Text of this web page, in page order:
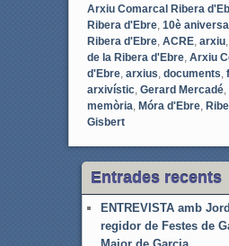
Arxiu Comarcal Ribera
Ribera d'Ebre, 10è
Ribera d'Ebre, ACRE, arxiu,
de la Ribera d'Ebre, Arxiu
d'Ebre, arxius, documents,
arxivístic, Gerard Mercadé,
memòria, Móra d'Ebre,
Gisbert
Entrades recents
ENTREVISTA amb
regidor de Festes de